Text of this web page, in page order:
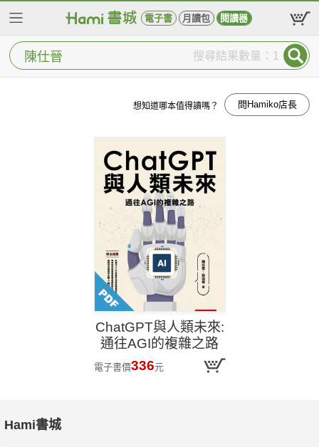
電子書 月讀包 閱讀器
搜尋結果數量：1
想知道哪本值得讀嗎？ 問Hamiko店長
ChatGPT與人類未來:
通往AGI的複雜之路
電子書價336元
Hami書城